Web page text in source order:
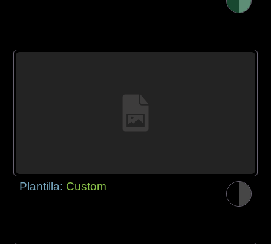
Plantilla: Custom